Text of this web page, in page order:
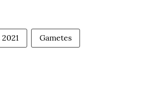
Gametes